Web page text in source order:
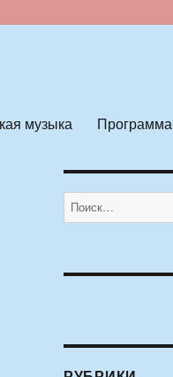
музыка Программа
Искать: